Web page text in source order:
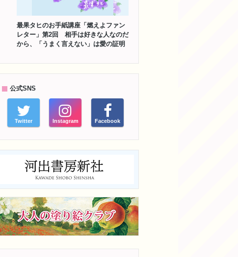
最果タヒのお手紙講座「燃えよファン
レター」第2回 相手は好きな人なのだ
から、「うまく言えない」は愛の証明
公式SNS
Twitter Instagram Facebook